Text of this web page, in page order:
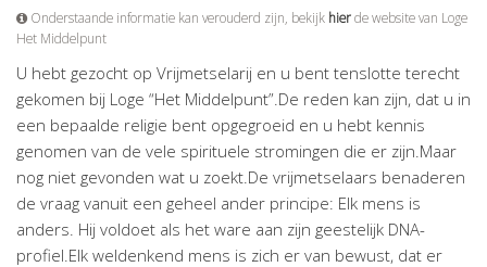
Onderstaande informatie kan verouderd zijn, bekijk hierde website van Loge
Het Middelpunt
U hebt gezocht op Vrijmetselarij en u bent tenslotte terecht
gekomen bij Loge “Het Middelpunt”.De reden kan zijn, dat u in
een bepaalde religie bent opgegroeid en u hebt kennis
genomen van de vele spirituele stromingen die er zijn.Maar
nog niet gevonden wat u zoekt.De vrijmetselaars benaderen
de vraag vanuit een geheel ander principe: Elk mens is
anders. Hij voldoet als het ware aan zijn geestelijk DNA-
profiel.Elk weldenkend mens is zich er van bewust, dat er